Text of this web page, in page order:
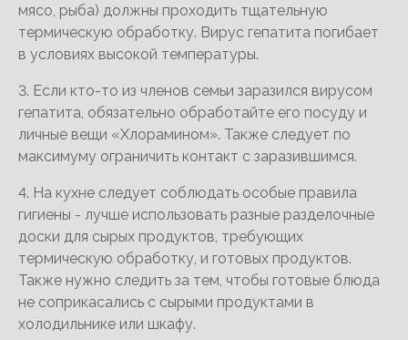
мясо, рыба) должны проходить тщательную
термическую обработку. Вирус гепатита погибает
в условиях высокой температуры.
3. Если кто-то из членов семьи заразился вирусом
гепатита, обязательно обработайте его посуду и
личные вещи «Хлорамином». Также следует по
максимуму ограничить контакт с заразившимся.
4. На кухне следует соблюдать особые правила
гигиены - лучше использовать разные разделочные
доски для сырых продуктов, требующих
термическую обработку, и готовых продуктов.
Также нужно следить за тем, чтобы готовые блюда
не соприкасались с сырыми продуктами в
холодильнике или шкафу.